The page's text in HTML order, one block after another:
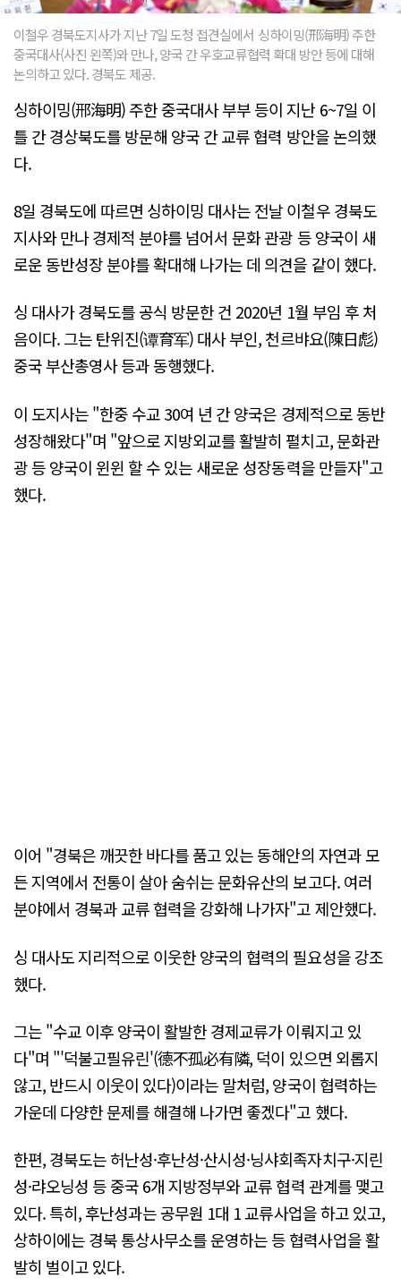
이철우 경북도지사가 지난 7일 도청 접견실에서 싱하이밍(邢海明) 주한
중국대사(사진 왼쪽)와 만나, 양국 간 우호교류협력 확대 방안 등에 대해
논의하고 있다. 경북도 제공.
싱하이밍(邢海明) 주한 중국대사 부부 등이 지난 6~7일 이
틀 간 경상북도를 방문해 양국 간 교류 협력 방안을 논의했
다.
8일 경북도에 따르면 싱하이밍 대사는 전날 이철우 경북도
지사와 만나 경제적 분야를 넘어서 문화 관광 등 양국이 새
로운 동반성장 분야를 확대해 나가는 데 의견을 같이 했다.
싱 대사가 경북도를 공식 방문한 건 2020년 1월 부임 후 처
음이다. 그는 탄위진(谭育军) 대사 부인, 천르뱌요(陳日彪)
중국 부산총영사 등과 동행했다.
이 도지사는 "한중 수교 30여 년 간 양국은 경제적으로 동반
성장해왔다"며 "앞으로 지방외교를 활발히 펼치고, 문화관
광 등 양국이 윈윈 할 수 있는 새로운 성장동력을 만들자"고
했다.
이어 "경북은 깨끗한 바다를 품고 있는 동해안의 자연과 모
든 지역에서 전통이 살아 숨쉬는 문화유산의 보고다. 여러
분야에서 경북과 교류 협력을 강화해 나가자"고 제안했다.
싱 대사도 지리적으로 이웃한 양국의 협력의 필요성을 강조
했다.
그는 "수교 이후 양국이 활발한 경제교류가 이뤄지고 있
다"며 "'덕불고필유린'(德不孤必有隣, 덕이 있으면 외롭지
않고, 반드시 이웃이 있다)이라는 말처럼, 양국이 협력하는
가운데 다양한 문제를 해결해 나가면 좋겠다"고 했다.
한편, 경북도는 허난성·후난성·산시성·닝샤회족자치구·지린
성·랴오닝성 등 중국 6개 지방정부와 교류 협력 관계를 맺고
있다. 특히, 후난성과는 공무원 1대 1 교류사업을 하고 있고,
상하이에는 경북 통상사무소를 운영하는 등 협력사업을 활
발히 벌이고 있다.